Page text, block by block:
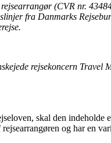
(CVR nr.
fra Danmarks
rejsekoncern Travel
skal den
og har en